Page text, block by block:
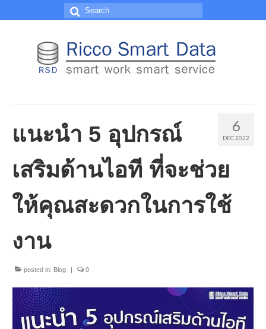
Search
6
DEC 2022
แนะนำ 5 อุปกรณ์
เสริมด้านไอที ที่จะช่วย
ให้คุณสะดวกในการใช้
งาน
posted in: Blog | 0